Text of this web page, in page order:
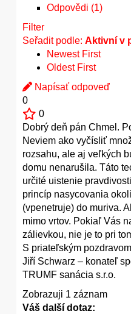
Odpovědi (1)
Filter
Seřadit podle: Aktivní v
Newest First
Oldest First
Napísať odpoveď
0
0
Dobrý deň pán Chmel.
Neviem ako vyčísliť
rozsahu, ale aj veľkých
domu nenarušila. Táto
určité uistenie
princíp nasycovania
(vpenetruje) do muriva.
mimo vrtov. Pokiaľ Vás
zálievkou, nie je to pri
S priateľským pozdravom
Jiří Schwarz – konateľ
TRUMF sanácia s.r.o.
Zobrazuji 1 záznam
Váš další dotaz: